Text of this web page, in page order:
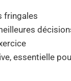
fringales
essentielle